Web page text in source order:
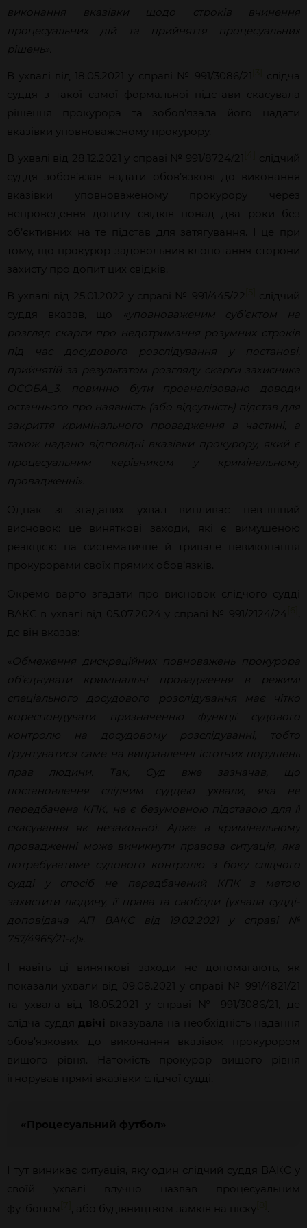
виконання вказівки щодо строків вчинення
процесуальних дій та прийняття процесуальних
рішень».
В ухвалі від 18.05.2021 у справі № 991/3086/21
слідча
суддя з такої самої формальної підстави скасувала
рішення прокурора та зобов’язала його надати
вказівки уповноваженому прокурору.
В ухвалі від 28.12.2021 у справі № 991/8724/21
слідчий
суддя зобов’язав надати обов’язкові до виконання
вказівки уповноваженому прокурору через
непроведення допиту свідків понад два роки без
об’єктивних на те підстав для затягування. І це при
тому, що прокурор задовольнив клопотання сторони
захисту про допит цих свідків.
В ухвалі від 25.01.2022 у справі № 991/445/22
слідчий
суддя вказав, що
«уповноваженим суб’єктом на
розгляд скарги про недотримання розумних строків
під час досудового розслідування у постанові,
прийнятій за результатом розгляду скарги захисника
ОСОБА_3, повинно бути проаналізовано доводи
останнього про наявність (або відсутність) підстав для
закриття кримінального провадження в частині, а
також надано відповідні вказівки прокурору, який є
процесуальним керівником у кримінальному
провадженні».
Однак зі згаданих ухвал випливає невтішний
висновок: це виняткові заходи, які є вимушеною
реакцією на систематичне й тривале невиконання
прокурорами своїх прямих обов’язків.
Окремо варто згадати про висновок слідчого судді
ВАКС в ухвалі від 05.07.2024 у справі № 991/2124/24
де він вказав:
«Обмеження дискреційних повноважень прокурора
об’єднувати кримінальні провадження в режимі
спеціального досудового розслідування має чітко
кореспондувати призначенню функції судового
контролю на досудовому розслідуванні, тобто
ґрунтуватися саме на виправленні істотних порушень
прав людини. Так, Суд вже зазначав, що
постановлення слідчим суддею ухвали, яка не
передбачена КПК, не є безумовною підставою для її
скасування як незаконної. Адже в кримінальному
провадженні може виникнути правова ситуація, яка
потребуватиме судового контролю з боку слідчого
судді у спосіб не передбачений КПК з метою
захистити людину, її права та свободи (ухвала судді-
доповідача АП ВАКС від 19.02.2021 у справі №
757/4965/21-к)».
І навіть ці виняткові заходи не допомагають, як
показали ухвали від 09.08.2021 у справі № 991/4821/21
та ухвала від 18.05.2021 у справі № 991/3086/21, де
слідча суддя двічі вказувала на необхідність надання
обов’язкових до виконання вказівок прокурором
вищого рівня. Натомість прокурор вищого рівня
ігнорував прямі вказівки слідчої судді.
«Процесуальний футбол»
І тут виникає ситуація, яку один слідчий суддя ВАКС у
своїй ухвалі влучно назвав процесуальним
футболом
, або будівництвом замків на піску